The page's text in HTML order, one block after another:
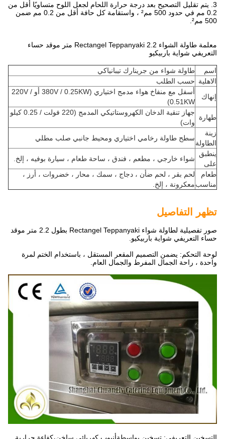
3. يتم تقليل التصحيح بعد درجة حرارة اللحام لجعل اللوح متساويًا أقل من
0.2 مم في حدود 500 مم² ، واستقامة كل حافة أقل من 0.2 مم ضمن
500 مم².
معلمة طاولة الشواء Rectangel Teppanyaki 2.2 متر موقد حساء
التعريفي شواية باربيكيو
اسم
طاولة شواء من جرينارك تيبانياكي
الاهلية حسب الطلب
إنهاك
أسفل مع منفاخ هواء مدمج اختياري (380V / 0.25KW أو 220V /
0.51KW)
طهارة
جهاز تنقية الدخان الكهروستاتيكي المدمج (220 فولت / 0.25 كيلو
وات)
زينة
الطاولة
سطح طاولة رخامي اختياري ومحيط جانبي صلب مطلي
ينطبق
على
شواء خارجي ، مطعم ، فندق ، ساحة طعام ، سيارة بوفيه ، إلخ.
طعام
مناسب
لحم بقر ، لحم ضأن ، دجاج ، سمك ، محار ، خضروات ، أرز ،
معكرونة ، إلخ.
تظهر التفاصيل
صور تفصيلية لطاولة شواء Rectangel Teppanyaki بطول 2.2 متر موقد
حساء التعريفي شواية باربيكيو.
لوحة التحكم: يضمن التصميم المقعر المستقل ، باستخدام الختم لمرة
واحدة ، راحة الجمال المفرط والجمال العام.
التسخين التعريفي: تسخين بواسطةأنبوب كهربائي ساخن،كفاءة حرارية